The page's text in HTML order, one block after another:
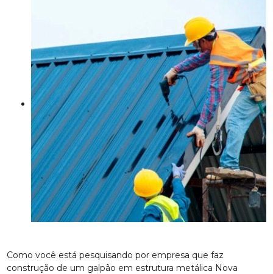
Como você está pesquisando por empresa que faz
construção de um galpão em estrutura metálica Nova